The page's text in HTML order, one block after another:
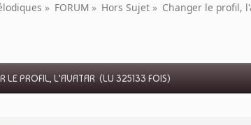
» FORUM » Hors Sujet » Changer le profil,
LE PROFIL, L'AVATAR (LU 325133 FOIS)